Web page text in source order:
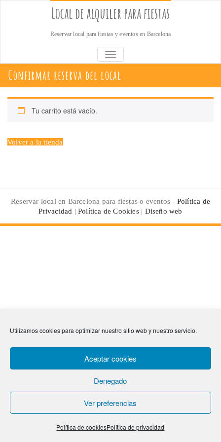
Utilizamos cookies para optimizar nuestro sitio web y nuestro servicio.
Aceptar cookies
Denegado
Ver preferencias
Política de cookiesPolítica de privacidad
Local de alquiler para fiestas
Reservar local para fiestas y eventos en Barcelona
ALTERNAR NAVEGACIÓN
Confirmar reserva del local
Tu carrito está vacío.
Volver a la tienda
Reservar local en Barcelona para fiestas o eventos - Política de
Privacidad |Política de Cookies| Diseño web